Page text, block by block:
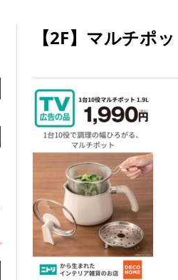
【2F】マルチポ